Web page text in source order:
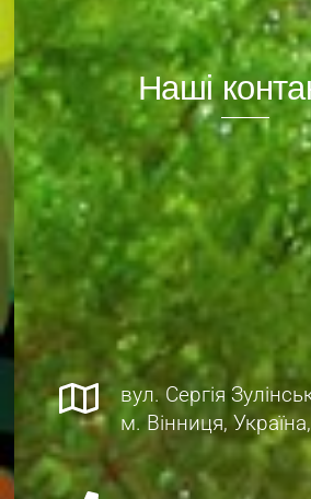
Наші
вул. Сергія
м. Вінниця, Україна,